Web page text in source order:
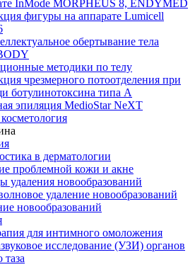
InMode MORPHEUS 8, ENDYMED
фигуры на аппарате Lumicell
обертывание тела
методики по телу
чрезмерного потоотделения при
ботулинотоксина типа А
эпиляция MedioStar NeXT
в дерматологии
проблемной кожи и акне
удаления новообразований
удаление новообразований
новообразований
для интимного омоложения
исследование (УЗИ) органов
таза